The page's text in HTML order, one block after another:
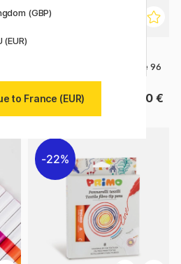
€
Turbo Color Feutres Lot de 96
29.90 €
22%
(GBP)
(EUR)
to France (EUR)